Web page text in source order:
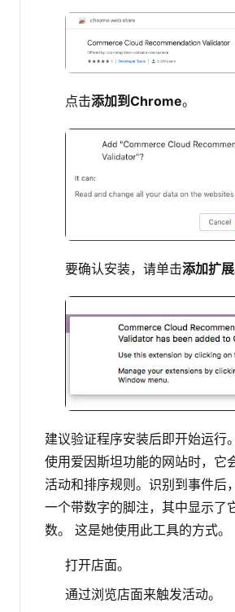
点击添加到Chrome。
要确认安装，请单击添加扩展
建议验证程序安装后即开始运行
使用爱因斯坦功能的网站时，它
活动和排序规则。识别到事件后
一个带数字的脚注，其中显示了
数。
这是她使用此工具的方式。
打开店面。
通过浏览店面来触发活动。